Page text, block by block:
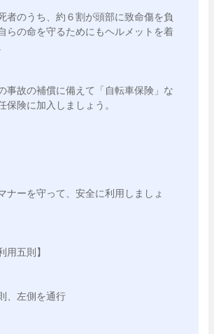
者のうち、約６割が頭部に致命傷を負
らの命を守るためにもヘルメットを着
事故の補償に備えて「自転車保険」な
保険に加入しましょう。
ナーを守って、安全に利用しましょ
用五則】
、左側を通行